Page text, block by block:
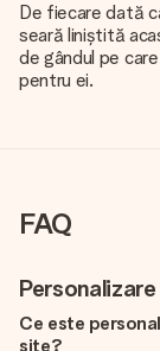
De fiecare dată
seară liniștită
de gândul pe
pentru ei.
FAQ
Ce este
site?